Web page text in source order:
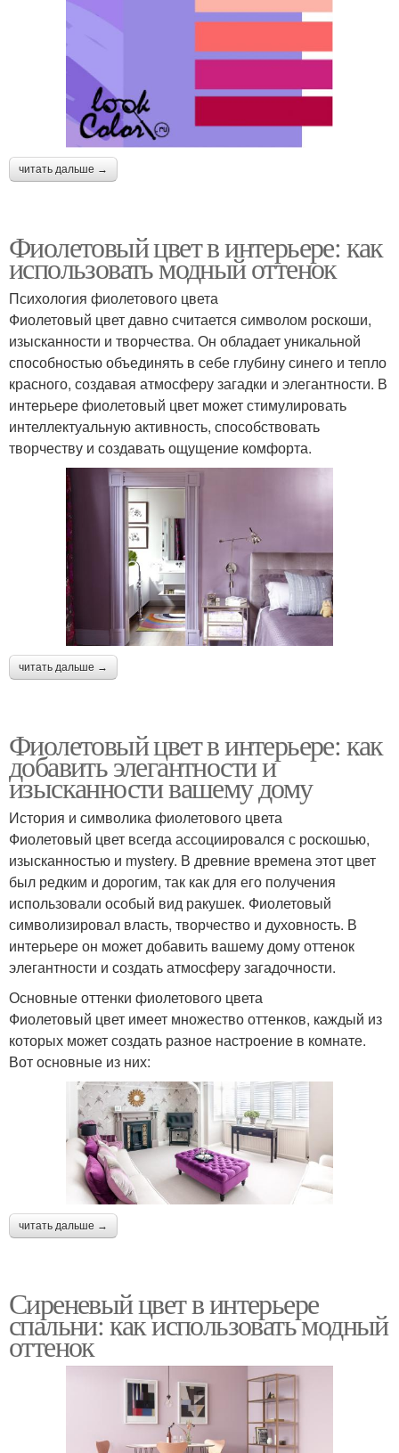
читать дальше →
Фиолетовый цвет в интерьере: как
использовать модный оттенок
Психология фиолетового цвета
Фиолетовый цвет давно считается символом роскоши,
изысканности и творчества. Он обладает уникальной
способностью объединять в себе глубину синего и тепло
красного, создавая атмосферу загадки и элегантности. В
интерьере фиолетовый цвет может стимулировать
интеллектуальную активность, способствовать
творчеству и создавать ощущение комфорта.
читать дальше →
Фиолетовый цвет в интерьере: как
добавить элегантности и
изысканности вашему дому
История и символика фиолетового цвета
Фиолетовый цвет всегда ассоциировался с роскошью,
изысканностью и mystery. В древние времена этот цвет
был редким и дорогим, так как для его получения
использовали особый вид ракушек. Фиолетовый
символизировал власть, творчество и духовность. В
интерьере он может добавить вашему дому оттенок
элегантности и создать атмосферу загадочности.
Основные оттенки фиолетового цвета
Фиолетовый цвет имеет множество оттенков, каждый из
которых может создать разное настроение в комнате.
Вот основные из них:
читать дальше →
Сиреневый цвет в интерьере
спальни: как использовать модный
оттенок